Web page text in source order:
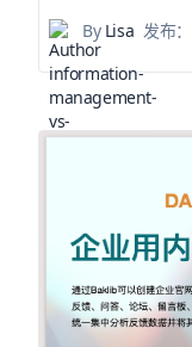
ByLisa 发布：